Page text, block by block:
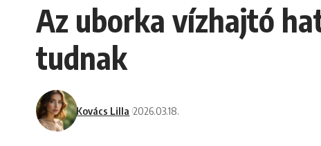
Az uborka vízhajtó
tudnak
Kovács Lilla 2026.03.18.